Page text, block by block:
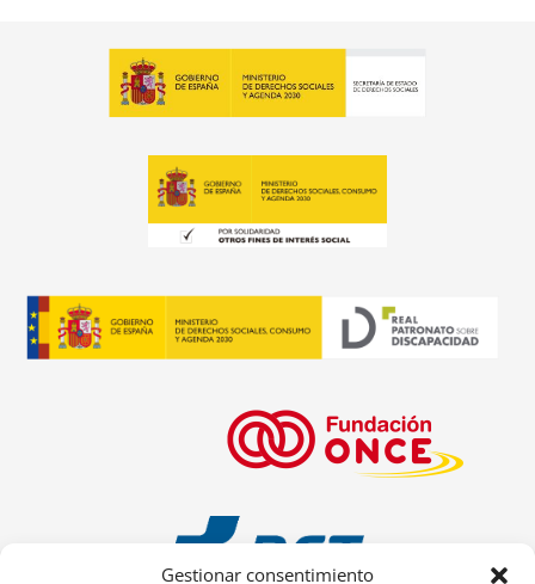
Gestionar consentimiento